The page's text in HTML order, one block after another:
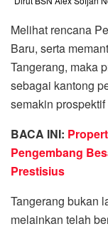
Melihat rencana
Baru, serta
Tangerang, maka
sebagai kantong
semakin
BACA INI:
Pengembang
Prestisius
Tangerang bukan
melainkan telah